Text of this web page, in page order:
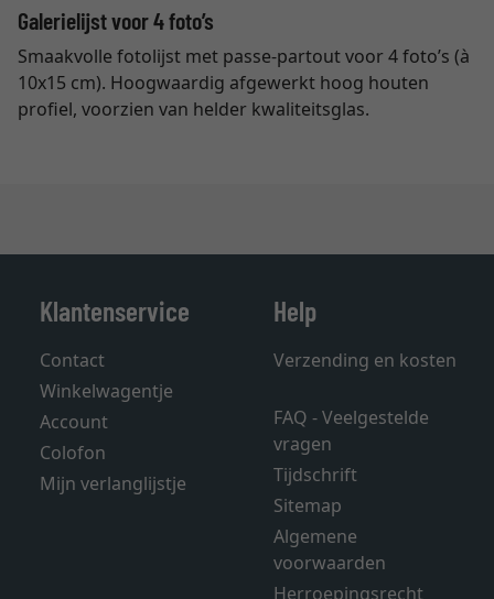
Galerielijst voor 4 foto’s
Smaakvolle fotolijst met passe-partout voor 4 foto’s (à
10x15 cm). Hoogwaardig afgewerkt hoog houten
profiel, voorzien van helder kwaliteitsglas.
Klantenservice
Contact
Winkelwagentje
Account
Colofon
Mijn verlanglijstje
Help
Verzending en kosten
FAQ - Veelgestelde
vragen
Tijdschrift
Sitemap
Algemene
voorwaarden
Herroepingsrecht